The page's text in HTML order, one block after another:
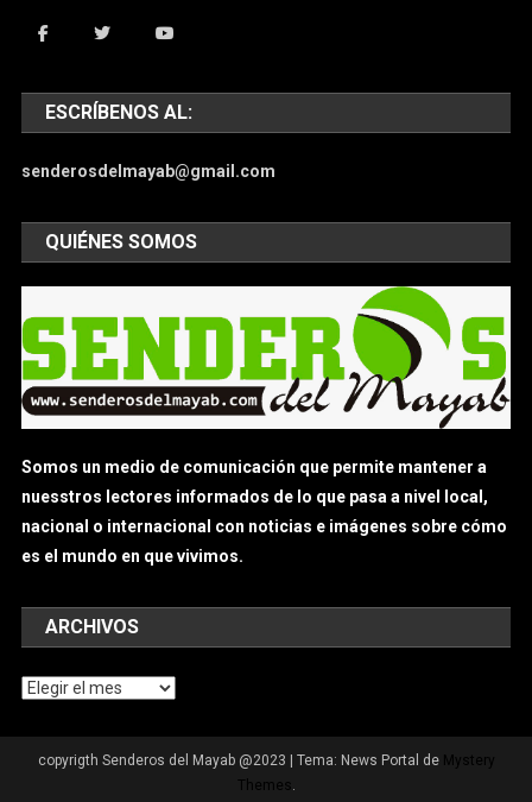
ESCRÍBENOS AL:
senderosdelmayab@gmail.com
QUIÉNES SOMOS
Somos un medio de comunicación que permite mantener a
nuesstros lectores informados de lo que pasa a nivel local,
nacional o internacional con noticias e imágenes sobre cómo
es el mundo en que vivimos.
ARCHIVOS
Archivos
copyrigth Senderos del Mayab @2023 Tema: News Portal de Mystery
Themes .